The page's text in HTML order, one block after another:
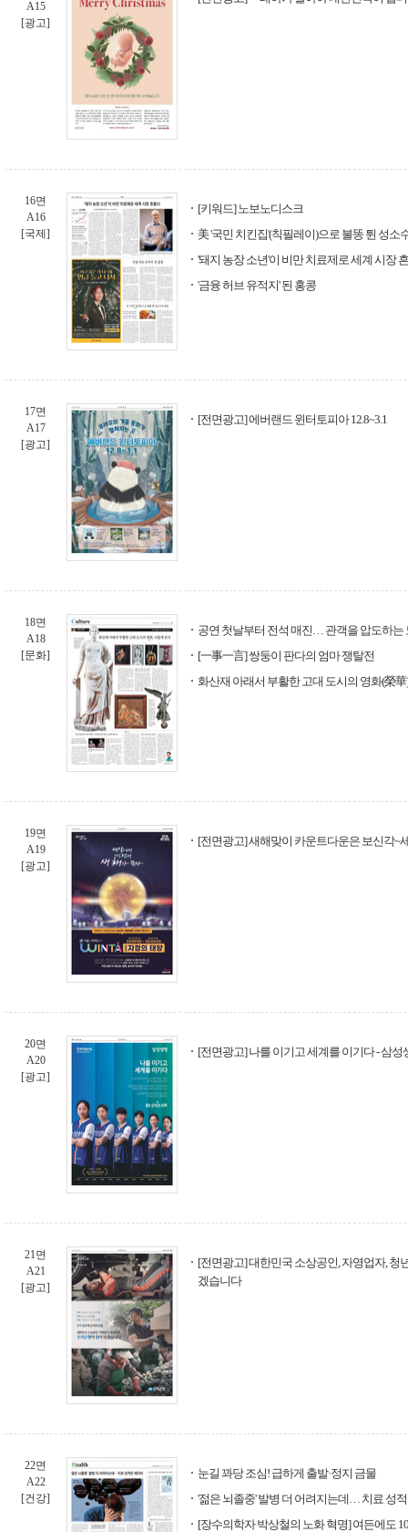
A15
[광고]
16면
A16
[국제]
[키워드] 노보노디스크
美 '국민 치킨집'(칙필레이)으로 불똥 튄 성소
'돼지 농장 소년'이 비만 치료제로 세계 시장
'금융 허브 유적지' 된 홍콩
17면
A17
[광고]
[전면광고] 에버랜드 윈터토피아 12.8~3.1
18면
A18
[문화]
공연 첫날부터 전석 매진… 관객을 압도하는
[一事一言] 쌍둥이 판다의 엄마 쟁탈전
화산재 아래서 부활한 고대 도시의 영화(榮華
19면
A19
[광고]
[전면광고] 새해맞이 카운트다운은 보신각~
20면
A20
[광고]
[전면광고] 나를 이기고 세계를 이기다 - 삼성
21면
A21
[광고]
[전면광고] 대한민국 소상공인, 자영업자, 청
겠습니다
22면
A22
[건강]
눈길 꽈당 조심! 급하게 출발·정지 금물
'젊은 뇌졸중' 발병 더 어려지는데… 치료 성
[장수의학자 박상철의 노화 혁명] 여든에도